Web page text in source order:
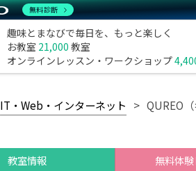
趣味とまなびで毎日を、もっと楽しく
お教室 21,000 教室
オンラインレッスン・ワークショップ
IT・Web・インターネット QUREO
教室情報 無料体
無料診断